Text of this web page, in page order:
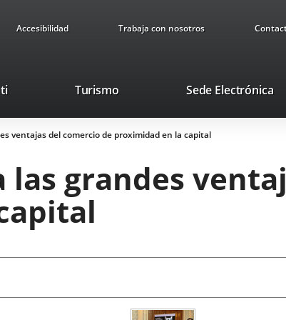
Accesibilidad Trabaja con nosotros
TurismoThis
will
open
pop-
Sede Electrónica
ventajas del comercio de proximidad en la capital
las grandes